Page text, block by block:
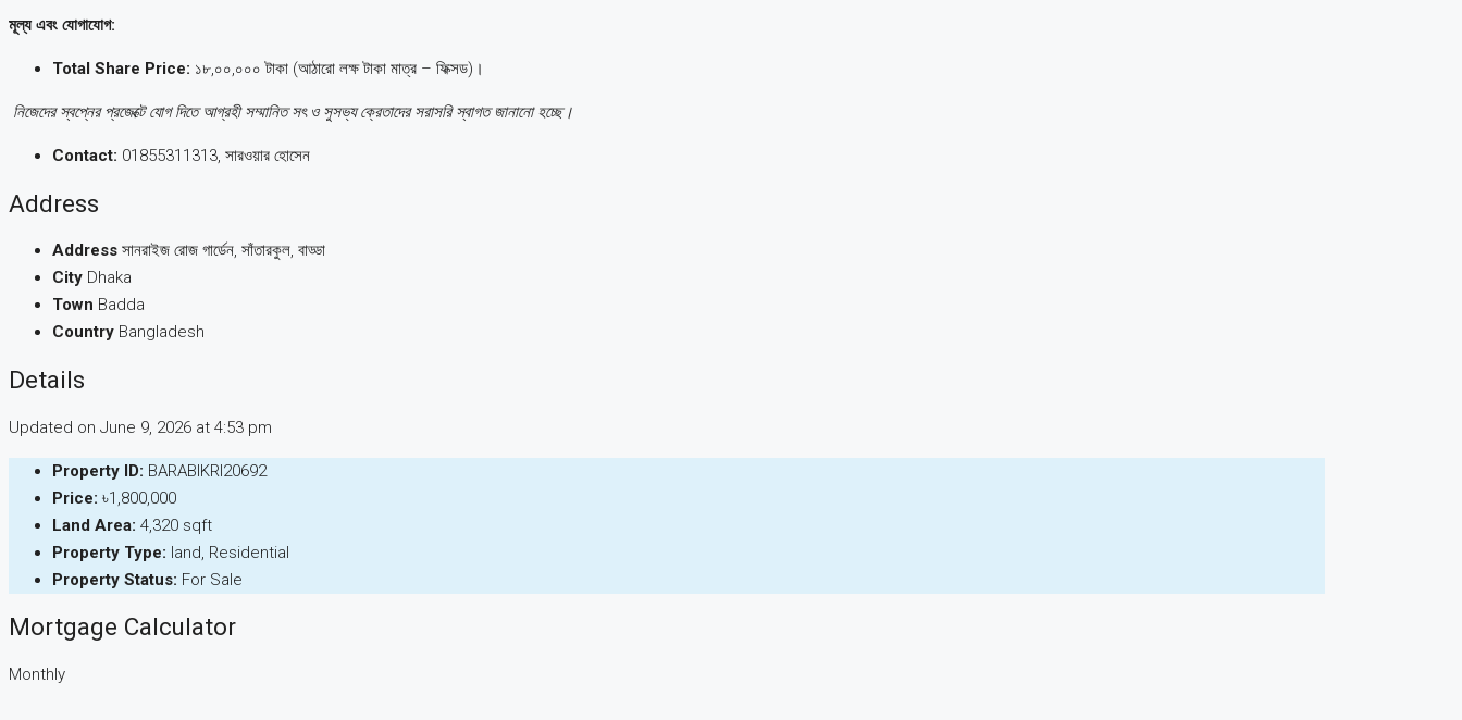
মূল্য এবং যোগাযোগ:
Total Share Price: ১৮,০০,০০০ টাকা (আঠারো লক্ষ টাকা মাত্র – ফিক্সড)।
নিজেদের স্বপ্নের প্রজেক্টে যোগ দিতে আগ্রহী সম্মানিত সৎ ও সুসভ্য ক্রেতাদের সরাসরি স্বাগত জানানো হচ্ছে।
Contact: 01855311313, সারওয়ার হোসেন
Address
Address সানরাইজ রোজ গার্ডেন, সাঁতারকুল, বাড্ডা
City Dhaka
Town Badda
Country Bangladesh
Details
Updated on June 9, 2026 at 4:53 pm
Property ID: BARABIKRI20692
Price: ৳1,800,000
Land Area: 4,320 sqft
Property Type: land, Residential
Property Status: For Sale
Mortgage Calculator
Monthly